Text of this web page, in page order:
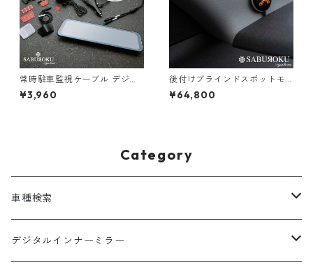
常時駐車監視ケーブル デジタ
ルインナーミラー DRMR490
オプション品
¥3,960
後付けブラインドスポットモ
ーション BSM-300 【汎用車
内インジケーター取付ピラーL
灯 検出 注意喚起 センサー ]
¥64,800
Category
車種検索
汎用
デジタルインナーミラー